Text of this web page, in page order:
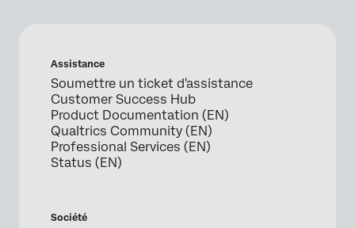
Assistance
Soumettre un ticket d'assistance
Customer Success Hub
Product Documentation (EN)
Qualtrics Community (EN)
Professional Services (EN)
Status (EN)
Société